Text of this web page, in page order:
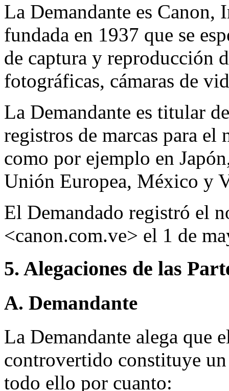
La Demandante es Canon,
fundada en 1937 que se
de captura y reproducción
fotográficas, cámaras de
La Demandante es titular
registros de marcas para
como por ejemplo en
Unión Europea, México y
El Demandado registró el
<canon.com.ve> el 1 de
5. Alegaciones de las
A. Demandante
La Demandante alega que
controvertido constituye
todo ello por cuanto: